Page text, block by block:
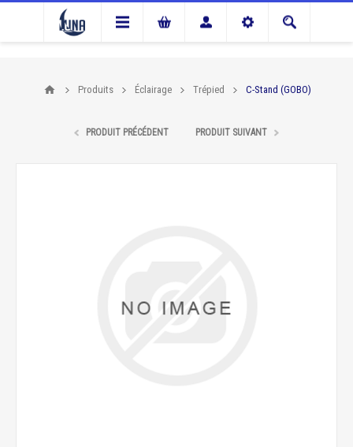
Produits Éclairage Trépied C-Stand (GOBO)
PRODUIT PRÉCÉDENT PRODUIT SUIVANT